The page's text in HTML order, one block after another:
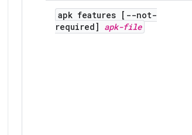
apk features [--not-
required] apk-file